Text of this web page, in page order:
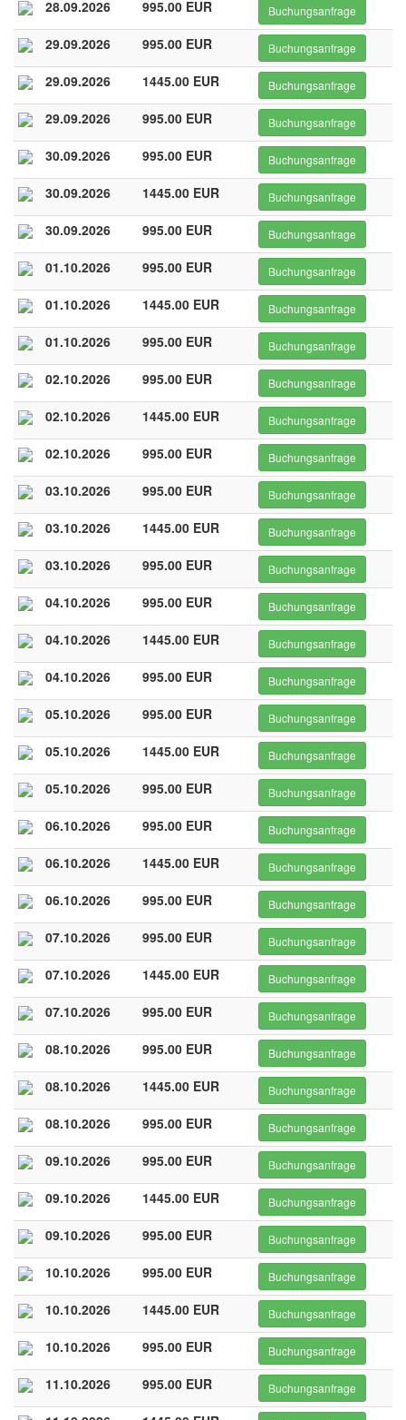
28.09.2026 995.00 EUR Buchungsanfrage
29.09.2026 995.00 EUR Buchungsanfrage
29.09.2026 1445.00 EUR Buchungsanfrage
29.09.2026 995.00 EUR Buchungsanfrage
30.09.2026 995.00 EUR Buchungsanfrage
30.09.2026 1445.00 EUR Buchungsanfrage
30.09.2026 995.00 EUR Buchungsanfrage
01.10.2026 995.00 EUR Buchungsanfrage
01.10.2026 1445.00 EUR Buchungsanfrage
01.10.2026 995.00 EUR Buchungsanfrage
02.10.2026 995.00 EUR Buchungsanfrage
02.10.2026 1445.00 EUR Buchungsanfrage
02.10.2026 995.00 EUR Buchungsanfrage
03.10.2026 995.00 EUR Buchungsanfrage
03.10.2026 1445.00 EUR Buchungsanfrage
03.10.2026 995.00 EUR Buchungsanfrage
04.10.2026 995.00 EUR Buchungsanfrage
04.10.2026 1445.00 EUR Buchungsanfrage
04.10.2026 995.00 EUR Buchungsanfrage
05.10.2026 995.00 EUR Buchungsanfrage
05.10.2026 1445.00 EUR Buchungsanfrage
05.10.2026 995.00 EUR Buchungsanfrage
06.10.2026 995.00 EUR Buchungsanfrage
06.10.2026 1445.00 EUR Buchungsanfrage
06.10.2026 995.00 EUR Buchungsanfrage
07.10.2026 995.00 EUR Buchungsanfrage
07.10.2026 1445.00 EUR Buchungsanfrage
07.10.2026 995.00 EUR Buchungsanfrage
08.10.2026 995.00 EUR Buchungsanfrage
08.10.2026 1445.00 EUR Buchungsanfrage
08.10.2026 995.00 EUR Buchungsanfrage
09.10.2026 995.00 EUR Buchungsanfrage
09.10.2026 1445.00 EUR Buchungsanfrage
09.10.2026 995.00 EUR Buchungsanfrage
10.10.2026 995.00 EUR Buchungsanfrage
10.10.2026 1445.00 EUR Buchungsanfrage
10.10.2026 995.00 EUR Buchungsanfrage
11.10.2026 995.00 EUR Buchungsanfrage